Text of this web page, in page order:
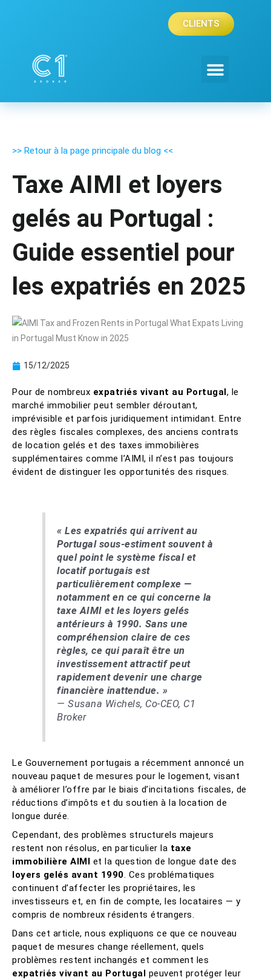
CLIENTS
>> Retour à la page principale du blog <<
Taxe AIMI et loyers
gelés au Portugal :
Guide essentiel pour
les expatriés en 2025
15/12/2025
Pour de nombreux expatriés vivant au Portugal , le
marché immobilier peut sembler déroutant,
imprévisible et parfois juridiquement intimidant. Entre
des règles fiscales complexes, des anciens contrats
de location gelés et des taxes immobilières
supplémentaires comme l’AIMI, il n’est pas toujours
évident de distinguer les opportunités des risques.
« Les expatriés qui arrivent au
Portugal sous-estiment souvent à
quel point le système fiscal et
locatif portugais est
particulièrement complexe —
notamment en ce qui concerne la
taxe AIMI et les loyers gelés
antérieurs à 1990. Sans une
compréhension claire de ces
règles, ce qui paraît être un
investissement attractif peut
rapidement devenir une charge
financière inattendue. »
— Susana Wichels, Co-CEO, C1
Broker
Le Gouvernement portugais a récemment annoncé un
nouveau paquet de mesures pour le logement, visant
à améliorer l’offre par le biais d’incitations fiscales, de
réductions d’impôts et du soutien à la location de
longue durée.
Cependant, des problèmes structurels majeurs
restent non résolus, en particulier la taxe
immobilière AIMI
et la question de longue date des
loyers gelés avant 1990. Ces problématiques
continuent d’affecter les propriétaires, les
investisseurs et, en fin de compte, les locataires — y
compris de nombreux résidents étrangers.
Dans cet article, nous expliquons ce que ce nouveau
paquet de mesures change réellement, quels
problèmes restent inchangés et comment les
expatriés vivant au Portugal peuvent protéger leur